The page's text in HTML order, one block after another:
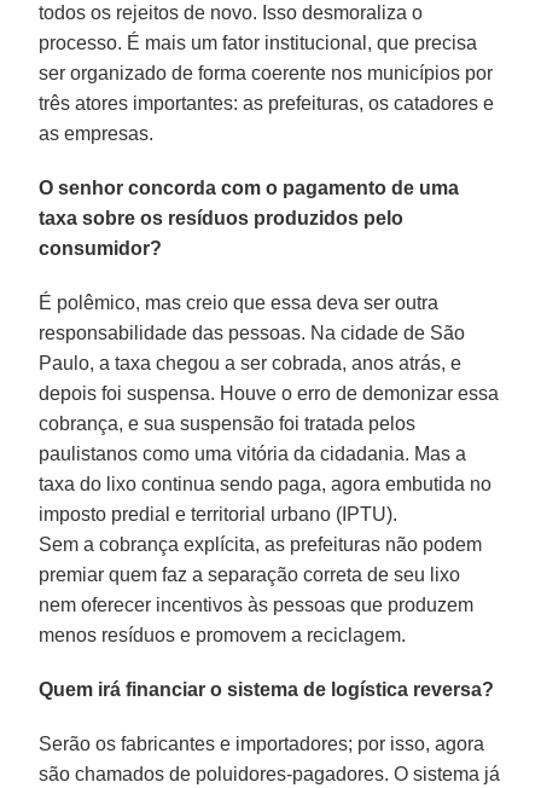
todos os rejeitos de novo. Isso desmoraliza o
processo. É mais um fator institucional, que precisa
ser organizado de forma coerente nos municípios por
três atores importantes: as prefeituras, os catadores e
as empresas.
O senhor concorda com o pagamento de uma
taxa sobre os resíduos produzidos pelo
consumidor?
É polêmico, mas creio que essa deva ser outra
responsabilidade das pessoas. Na cidade de São
Paulo, a taxa chegou a ser cobrada, anos atrás, e
depois foi suspensa. Houve o erro de demonizar essa
cobrança, e sua suspensão foi tratada pelos
paulistanos como uma vitória da cidadania. Mas a
taxa do lixo continua sendo paga, agora embutida no
imposto predial e territorial urbano (IPTU).
Sem a cobrança explícita, as prefeituras não podem
premiar quem faz a separação correta de seu lixo
nem oferecer incentivos às pessoas que produzem
menos resíduos e promovem a reciclagem.
Quem irá financiar o sistema de logística reversa?
Serão os fabricantes e importadores; por isso, agora
são chamados de poluidores-pagadores. O sistema já